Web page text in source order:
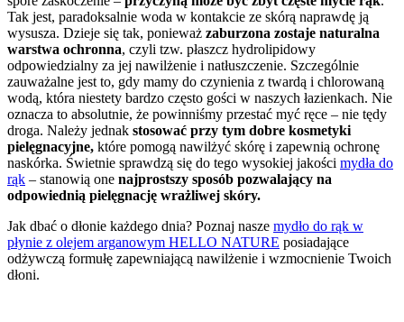
Tak jest, paradoksalnie woda w kontakcie ze skórą naprawdę ją
wysusza. Dzieje się tak, ponieważ zaburzona zostaje naturalna
warstwa ochronna, czyli tzw. płaszcz hydrolipidowy
odpowiedzialny za jej nawilżenie i natłuszczenie. Szczególnie
zauważalne jest to, gdy mamy do czynienia z twardą i chlorowaną
wodą, która niestety bardzo często gości w naszych łazienkach. Nie
oznacza to absolutnie, że powinniśmy przestać myć ręce – nie tędy
droga. Należy jednak stosować przy tym dobre kosmetyki
pielęgnacyjne, które pomogą nawilżyć skórę i zapewnią ochronę
naskórka. Świetnie sprawdzą się do tego wysokiej jakości mydła do
rąk – stanowią one najprostszy sposób pozwalający na
odpowiednią pielęgnację wrażliwej skóry.
Jak dbać o dłonie każdego dnia? Poznaj nasze mydło do rąk w
płynie z olejem arganowym HELLO NATURE posiadające
odżywczą formułę zapewniającą nawilżenie i wzmocnienie Twoich
dłoni.